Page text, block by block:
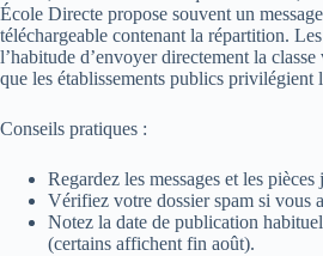
École Directe propose souvent un
téléchargeable contenant la répartition.
l’habitude d’envoyer directement la
que les établissements publics privilégient
Conseils pratiques :
Regardez les messages et les pièces
Vérifiez votre dossier spam si vous
Notez la date de publication
(certains affichent fin août).